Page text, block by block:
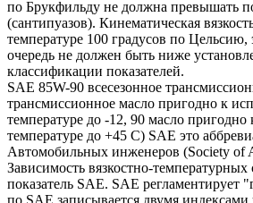
по Брукфильду не должна превышать
(сантипуазов). Кинематическая
температуре 100 градусов по Цельсию,
очередь не должен быть ниже
классификации показателей.
SAE 85W-90 всесезонное
трансмиссионное масло пригодно к
температуре до -12, 90 масло
температуре до +45 С) SAE это
Автомобильных инженеров (Society of
Зависимость вязкостно-температурных
показатель SAE. SAE регламентирует
по SAE записывается двумя индексами